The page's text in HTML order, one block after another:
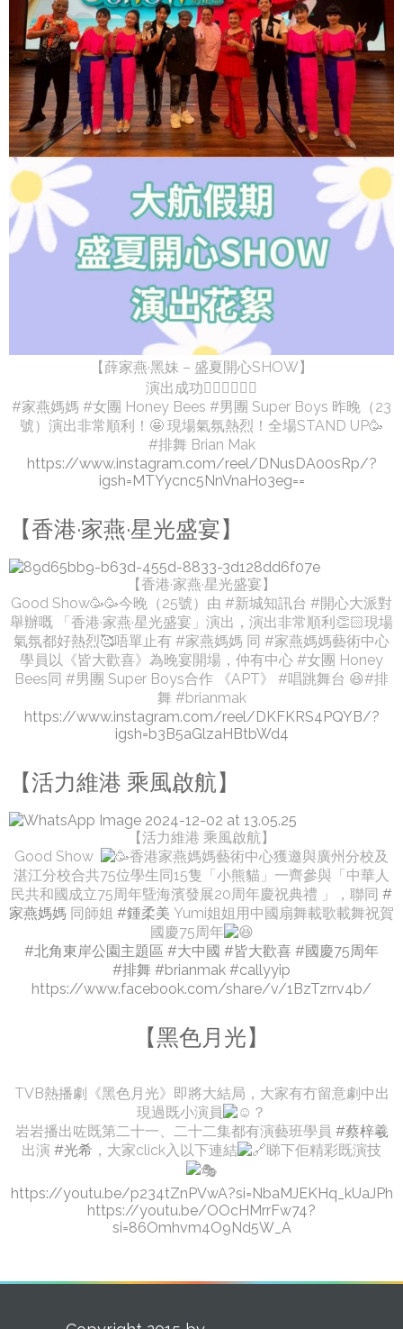
【薛家燕·黑妹 – 盛夏開心SHOW】
演出成功👍🏻👏🏻👏🏻
#家燕媽媽 #女團 Honey Bees #男團 Super Boys 昨晚（23
號）演出非常順利！🤩 現場氣氛熱烈！全場STAND UP🥳
#排舞 Brian Mak
https://www.instagram.com/reel/DNusDA00sRp/?
igsh=MTYycnc5NnVnaHo3eg==
【香港·家燕·星光盛宴】
【香港·家燕·星光盛宴】
Good Show🥳🥳今晚（25號）由 #新城知訊台 #開心大派對
舉辦嘅 「香港·家燕·星光盛宴」演出，演出非常順利👏🏻現場
氣氛都好熱烈🥰唔單止有 #家燕媽媽 同 #家燕媽媽藝術中心
學員以《皆大歡喜》為晚宴開場，仲有中心 #女團 Honey
Bees同 #男團 Super Boys合作 《APT》 #唱跳舞台 😆#排
舞 #brianmak
https://www.instagram.com/reel/DKFKRS4PQYB/?
igsh=b3B5aGlzaHBtbWd4
【活力維港 乘風啟航】
【活力維港 乘風啟航】
Good Show
香港家燕媽媽藝術中心獲邀與廣州分校及
湛江分校合共75位學生同15隻「小熊貓」一齊參與「中華人
民共和國成立75周年曁海濱發展20周年慶祝典禮 」，聯同 #
家燕媽媽 同師姐 #鍾柔美 Yumi姐姐用中國扇舞載歌載舞祝賀
國慶75周年
#北角東岸公園主題區 #大中國 #皆大歡喜 #國慶75周年
#排舞 #brianmak #callyyip
https://www.facebook.com/share/v/1BzTzrrv4b/
【黑色月光】
TVB熱播劇《黑色月光》即將大結局，大家有冇留意劇中出
現過既小演員
？
岩岩播出咗既第二十一、二十二集都有演藝班學員 #蔡梓羲
出演 #光希 ，大家click入以下連結 睇下佢精彩既演技
https://youtu.be/p234tZnPVwA?si=NbaMJEKHq_kUaJPh
https://youtu.be/OOcHMrrFw74?
si=86Omhvm4O9Nd5W_A